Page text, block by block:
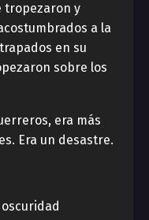
tropezaron y
a la
en su
sobre los
era más
Era un desastre.